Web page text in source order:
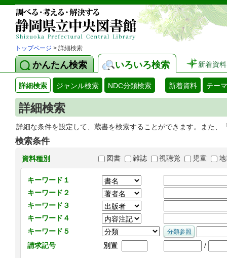
トップページ > 詳細検索
かんたん検索 いろいろ検索 新着資料
詳細検索 ジャンル検索 NDC分類検索 新着資料 テー
詳細検索
詳細な条件を設定して、蔵書を検索することができます。また
検索条件
資料種別 図書 雑誌 視聴覚 児童
キーワード１
キーワード２
キーワード３
キーワード４
キーワード５
請求記号
別置 /